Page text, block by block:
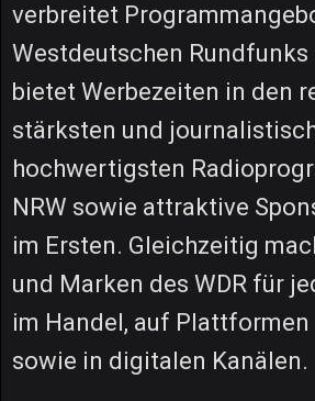
verbreitet
Westdeutschen Rundfunks
bietet Werbezeiten in den
stärksten und
hochwertigsten
NRW sowie attraktive
im Ersten. Gleichzeitig
und Marken des WDR für
im Handel, auf Plattformen
sowie in digitalen Kanälen.